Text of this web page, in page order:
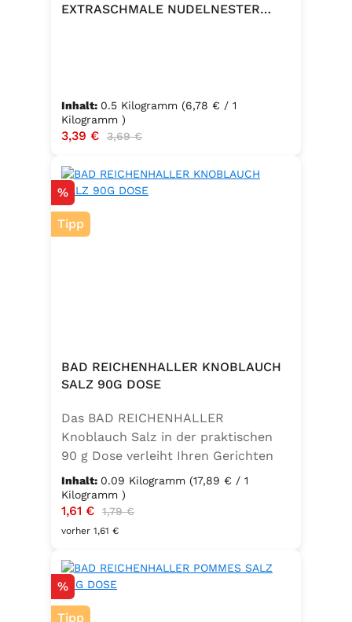
EXTRASCHMALE NUDELNESTER
Inhalt: 0.5 Kilogramm (6,78 € / 1
Kilogramm )
Verkaufspreis:
3,39 € Regulärer Preis:
3,69 €
Rabatt
%
Tipp
BAD REICHENHALLER KNOBLAUCH
SALZ 90G DOSE
Das BAD REICHENHALLER
Knoblauch Salz in der praktischen
90 g Dose verleiht Ihren Gerichten
einen vollmundigen, aromatischen
Knoblauchgeschmack. Hergestellt
ohne Geschmacksverstärker, zu 100
% vegan und glutenfrei – ideal für
zum Würzen von Pasta, Fleisch,
Fisch, Gemüse und mediterranen
Speisen. Zutaten:Siedesalz, 10 %
Inhalt: 0.09 Kilogramm (17,89 € / 1
Kilogramm )
Verkaufspreis:
1,61 € Regulärer Preis:
1,79 €
vorher 1,61 €
Rabatt
%
Tipp